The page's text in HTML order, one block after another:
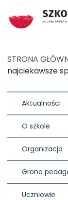
STRONA
najciekawsze
Aktualności
O szkole
Organizacja
Grono
Uczniowie